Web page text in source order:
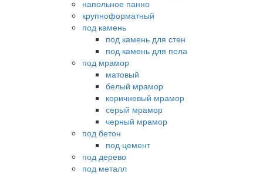
напольное панно
крупноформатный
под камень
под камень для стен
под камень для пола
под мрамор
матовый
белый мрамор
коричневый мрамор
серый мрамор
черный мрамор
под бетон
под цемент
под дерево
под металл